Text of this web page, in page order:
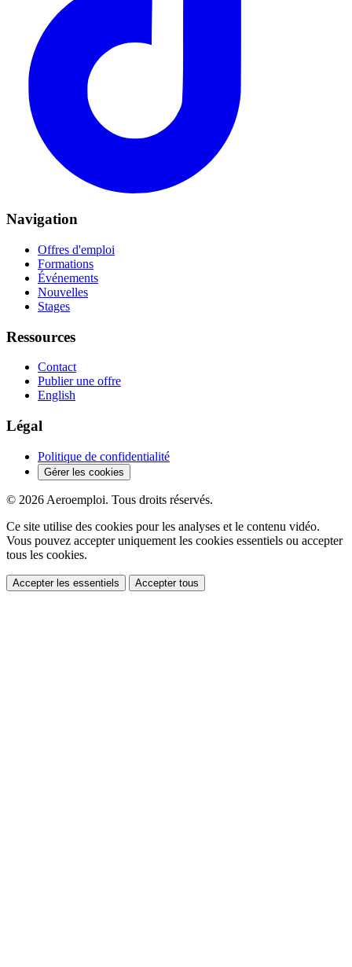
Navigation
Offres d'emploi
Formations
Événements
Nouvelles
Stages
Ressources
Contact
Publier une offre
English
Légal
Politique de confidentialité
Gérer les cookies
© 2026 Aeroemploi. Tous droits réservés.
Ce site utilise des cookies pour les analyses et le contenu vidéo.
Vous pouvez accepter uniquement les cookies essentiels ou accepter
tous les cookies.
Accepter les essentiels Accepter tous